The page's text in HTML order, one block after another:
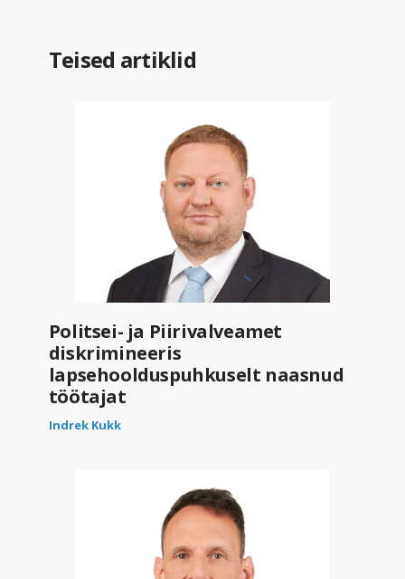
Teised artiklid
Politsei- ja Piirivalveamet
diskrimineeris
lapsehoolduspuhkuselt naasnud
töötajat
Indrek Kukk